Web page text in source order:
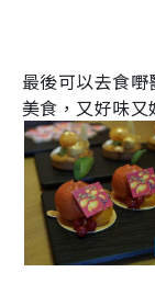
最後可以去食
美食，又好味又